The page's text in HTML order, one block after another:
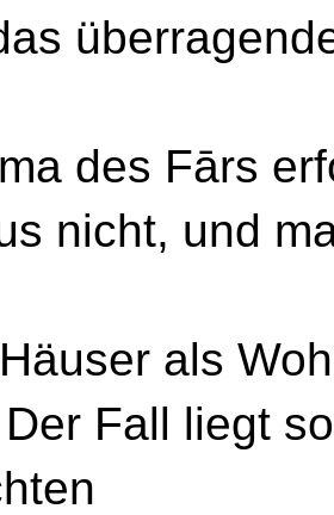
des Fārs
nicht, und
als
Fall liegt